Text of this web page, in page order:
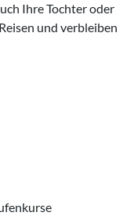
Ihre Tochter oder
und verbleiben